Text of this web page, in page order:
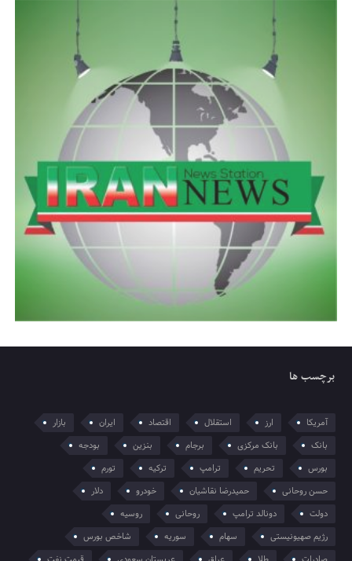
برچسب ها
آمریکا ارز استقلال اقتصاد ایران
بازار
بانک
بانک مرکزی برجام بنزین
بودجه
بورس
تحریم ترامپ ترکیه
تورم
حسن روحانی
حمیدرضا نقاشیان خودرو
دلار
دولت
دونالد ترامپ روحانی
روسیه
رژیم صهیونیستی
سهام سوریه
شاخص بورس